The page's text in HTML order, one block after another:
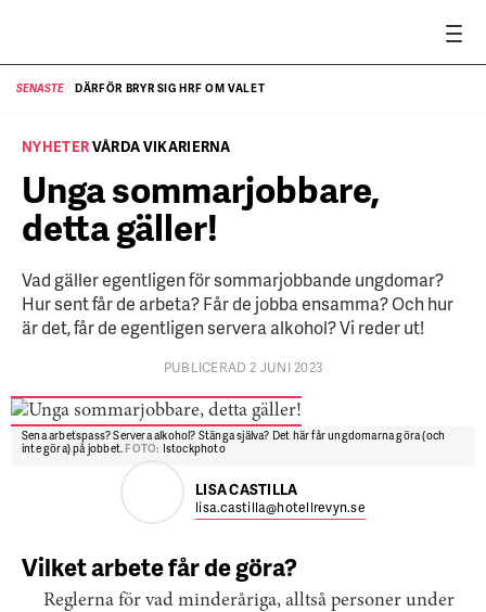
SENASTE DÄRFÖR BRYR SIG HRF OM VALET
NYHETERVÅRDA VIKARIERNA
Unga sommarjobbare,
detta gäller!
Vad gäller egentligen för sommarjobbande ungdomar?
Hur sent får de arbeta? Får de jobba ensamma? Och hur
är det, får de egentligen servera alkohol? Vi reder ut!
PUBLICERAD 2 JUNI 2023
Sena arbetspass? Servera alkohol? Stänga själva? Det här får ungdomarna göra (och
inte göra) på jobbet.FOTO: Istockphoto
LISA CASTILLA
lisa.castilla@hotellrevyn.se
Vilket arbete får de göra?
Reglerna för vad minderåriga, alltså personer under